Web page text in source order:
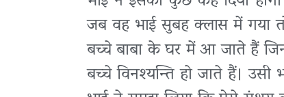
जब वह भाई सुबह क्लास में गया
बच्चे बाबा के घर में आ जाते हैं
बच्चे विनश्यन्ति हो जाते हैं।